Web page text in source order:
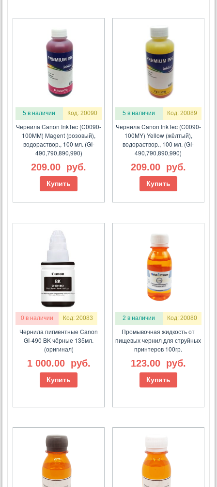
5 в наличии Код: 20090
Чернила Canon InkTec (C0090-
100MM) Magent (розовый),
водораствор., 100 мл. (GI-
490,790,890,990)
209.00 руб.
Купить
5 в наличии Код: 20089
Чернила Canon InkTec (C0090-
100MY) Yellow (жёлтый),
водораствор., 100 мл. (GI-
490,790,890,990)
209.00 руб.
Купить
0 в наличии Код: 20083
Чернила пигментные Canon
GI-490 BK чёрные 135мл.
(оригинал)
1 000.00 руб.
Купить
2 в наличии Код: 20080
Промывочная жидкость от
пищевых чернил для струйных
принтеров 100гр.
123.00 руб.
Купить